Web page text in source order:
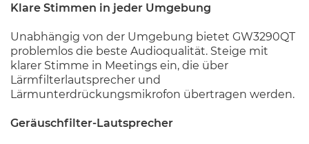
Klare Stimmen in jeder Umgebung
Unabhängig von der Umgebung bietet GW3290QT
problemlos die beste Audioqualität. Steige mit
klarer Stimme in Meetings ein, die über
Lärmfilterlautsprecher und
Lärmunterdrückungsmikrofon übertragen werden.
Geräuschfilter-Lautsprecher